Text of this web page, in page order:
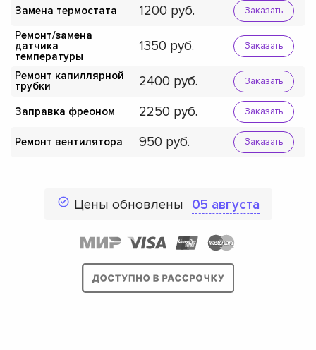
Замена термостата 1200 Заказать
Ремонт/замена
датчика
температуры
1350 Заказать
Ремонт капиллярной
трубки
2400 Заказать
Заправка фреоном 2250 Заказать
Ремонт вентилятора 950 Заказать
Цены обновлены 05 августа